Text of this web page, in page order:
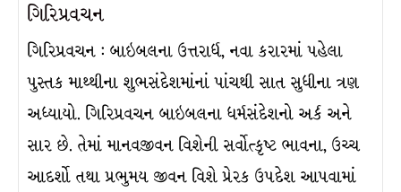
ગિરિપ્રવચન
ગિરિપ્રવચન : બાઇબલના ઉત્તરાર્ધ, નવા કરારમાં પહેલા
પુસ્તક માથ્થીના શુભસંદેશમાંનાં પાંચથી સાત સુધીના ત્રણ
અધ્યાયો. ગિરિપ્રવચન બાઇબલના ધર્મસંદેશનો અર્ક અને
સાર છે. તેમાં માનવજીવન વિશેની સર્વોત્કૃષ્ટ ભાવના, ઉચ્ચ
આદર્શો તથા પ્રભુમય જીવન વિશે પ્રેરક ઉપદેશ આપવામાં